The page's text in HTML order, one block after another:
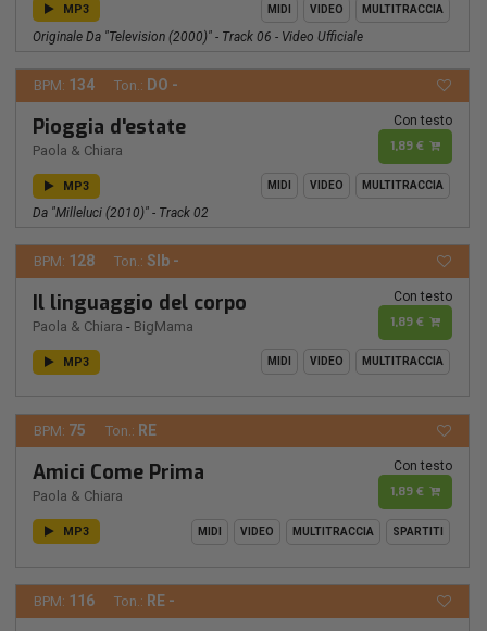
MP3 MIDI VIDEO MULTITRACCIA
Originale Da "Television (2000)" - Track 06 - Video Ufficiale
BPM: 134 Ton.: DO -
Pioggia d'estate
Paola & Chiara
Con testo
1,89 €
MP3 MIDI VIDEO MULTITRACCIA
Da "Milleluci (2010)" - Track 02
BPM: 128 Ton.: SIb -
Il linguaggio del corpo
Paola & Chiara - BigMama
Con testo
1,89 €
MP3 MIDI VIDEO MULTITRACCIA
BPM: 75 Ton.: RE
Amici Come Prima
Paola & Chiara
Con testo
1,89 €
MP3 MIDI VIDEO MULTITRACCIA SPARTITI
BPM: 116 Ton.: RE -